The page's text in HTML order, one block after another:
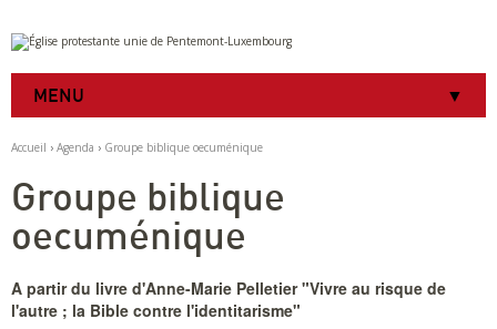
Aller
au
contenu.
à
navigation
Outils
personnels
MENU
Accueil › Agenda › Groupe biblique oecuménique
Groupe biblique
oecuménique
A partir du livre d'Anne-Marie Pelletier "Vivre au risque de
l'autre ; la Bible contre l'identitarisme"